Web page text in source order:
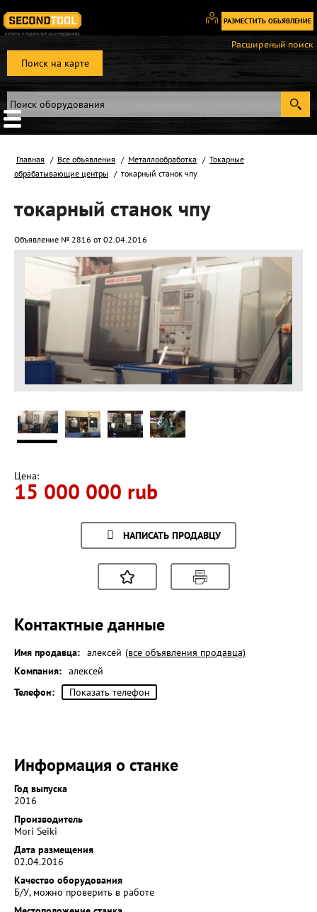
РАЗМЕСТИТЬ ОБЬЯВЛЕНИЕ
Вход
Регистрация
Поиск на карте
Расширеный поиск
Главная Все объявления Металлообработка
Токарные
обрабатывающие центры
токарный станок чпу
токарный станок чпу
Объявление № 2816 от 02.04.2016
Цена:
15 000 000 rub
НАПИСАТЬ ПРОДАВЦУ
Контактные данные
Имя продавца: алексей (все объявления продавца)
Компания: алексей
Телефон:
Показать телефон
Информация о станке
Год выпуска
2016
Производитель
Mori Seiki
Дата размещения
02.04.2016
Качество оборудования
Б/У, можно проверить в работе